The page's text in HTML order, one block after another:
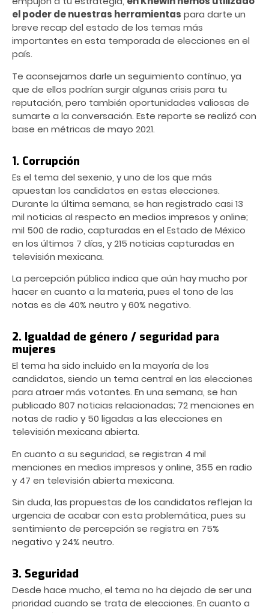
el poder de nuestras herramientas para darte un
breve recap del estado de los temas más
importantes en esta temporada de elecciones en el
país.
Te aconsejamos darle un seguimiento contínuo, ya
que de ellos podrían surgir algunas crisis para tu
reputación, pero también oportunidades valiosas de
sumarte a la conversación. Este reporte se realizó con
base en métricas de mayo 2021.
1. Corrupción
Es el tema del sexenio, y uno de los que más
apuestan los candidatos en estas elecciones.
Durante la última semana, se han registrado casi 13
mil noticias al respecto en medios impresos y online;
mil 500 de radio, capturadas en el Estado de México
en los últimos 7 días, y 215 noticias capturadas en
televisión mexicana.
La percepción pública indica que aún hay mucho por
hacer en cuanto a la materia, pues el tono de las
notas es de 40% neutro y 60% negativo.
2. Igualdad de género / seguridad para
mujeres
El tema ha sido incluido en la mayoría de los
candidatos, siendo un tema central en las elecciones
para atraer más votantes. En una semana, se han
publicado 807 noticias relacionadas; 72 menciones en
notas de radio y 50 ligadas a las elecciones en
televisión mexicana abierta.
En cuanto a su seguridad, se registran 4 mil
menciones en medios impresos y online, 355 en radio
y 47 en televisión abierta mexicana.
Sin duda, las propuestas de los candidatos reflejan la
urgencia de acabar con esta problemática, pues su
sentimiento de percepción se registra en 75%
negativo y 24% neutro.
3. Seguridad
Desde hace mucho, el tema no ha dejado de ser una
prioridad cuando se trata de elecciones. En cuanto a